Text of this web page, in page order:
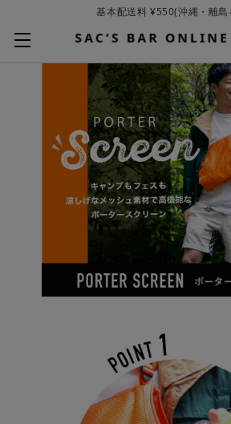
基本配送料 ¥550(沖縄・離島